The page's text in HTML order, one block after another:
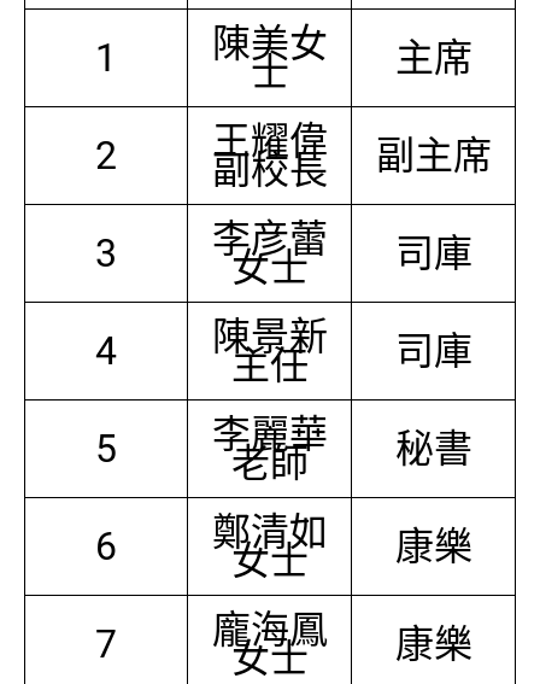
1
陳美女
士 主席
2 王耀偉
副校長 副主席
3 李彦蕾
女士 司庫
4 陳景新
主任 司庫
5 李麗華
老師 秘書
6 鄭清如
女士 康樂
7 龐海鳳
女士 康樂